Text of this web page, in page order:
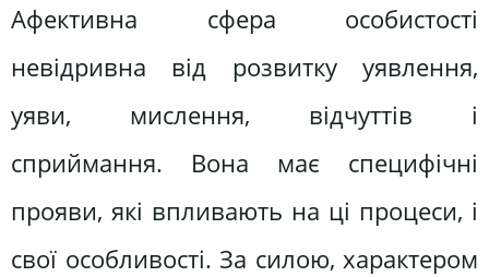
Афективна сфера особистості
невідривна від розвитку уявлення,
уяви, мислення, відчуттів і
сприймання. Вона має специфічні
прояви, які впливають на ці процеси, і
свої особливості. За силою, характером